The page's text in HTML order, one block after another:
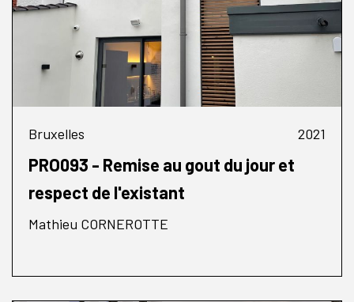
Bruxelles 2021
PRO093 - Remise au gout du jour et
respect de l'existant
Mathieu CORNEROTTE